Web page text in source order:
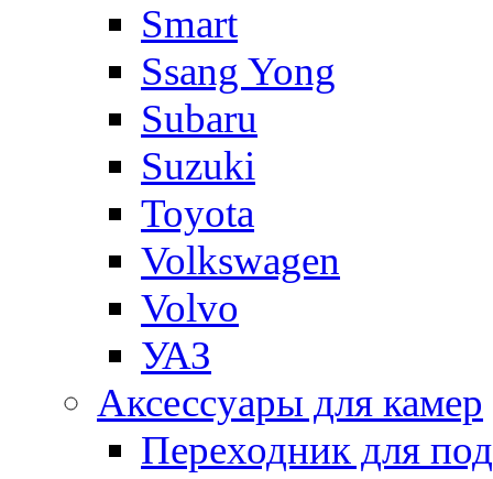
Smart
Ssang Yong
Subaru
Suzuki
Toyota
Volkswagen
Volvo
УАЗ
Аксессуары для камер
Переходник для